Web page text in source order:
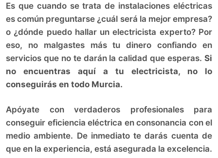
Es que cuando se trata de instalaciones eléctricas
es común preguntarse ¿cuál será la mejor empresa?
o ¿dónde puedo hallar un electricista experto? Por
eso, no malgastes más tu dinero confiando en
servicios que no te darán la calidad que esperas. Si
no encuentras aquí a tu electricista, no lo
conseguirás en todo Murcia.
Apóyate con verdaderos profesionales para
conseguir eficiencia eléctrica en consonancia con el
medio ambiente. De inmediato te darás cuenta de
que en la experiencia, está asegurada la excelencia.